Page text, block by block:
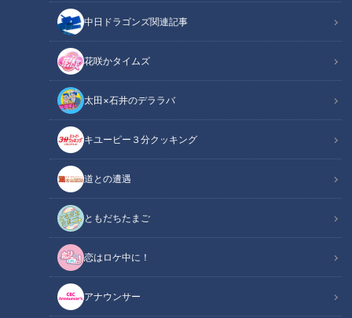
中日ドラゴンズ関連記事
花咲かタイムズ
太田×石井のデララバ
キユーピー３分クッキング
道との遭遇
ともだちたまご
恋はロケ中に！
アナウンサー
健康カプセル！ゲンキの時間
「健康カプセル！ゲンキの時間」アーカイブ
Summary
ゲスト：岡田結実